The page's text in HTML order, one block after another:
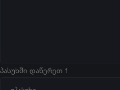
პასუხში დაწერეთ 1